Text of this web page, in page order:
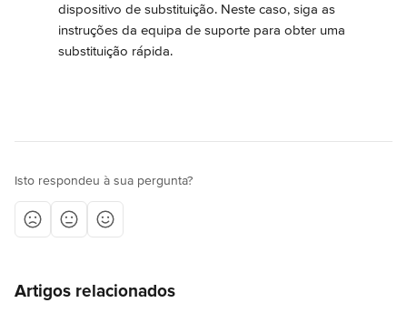
dispositivo de substituição. Neste caso, siga as
instruções da equipa de suporte para obter uma
substituição rápida.
Isto respondeu à sua pergunta?
Artigos relacionados